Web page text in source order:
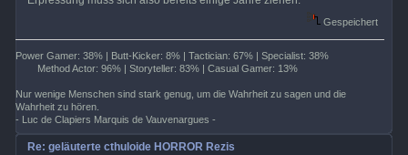
Gespeichert
Power Gamer: 38% | Butt-Kicker: 8% | Tactician: 67% | Specialist: 38%
Method Actor: 96% | Storyteller: 83% | Casual Gamer: 13%
Nur wenige Menschen sind stark genug, um die Wahrheit zu sagen und die
Wahrheit zu hören.
- Luc de Clapiers Marquis de Vauvenargues -
Re: geläuterte cthuloide HORROR Rezis